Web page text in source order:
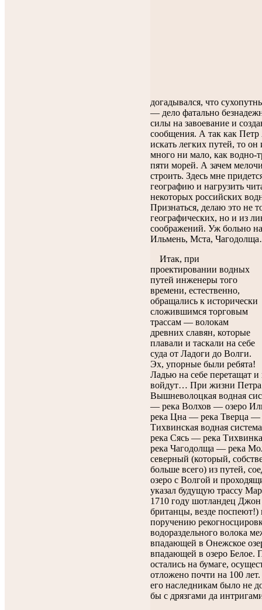
догадывался, что
— дело фатально
силы на завоевание и
сообщения. А так как
искать легких путей, то он
много ни мало, как водно-
пяти морей. А зачем
строить. Здесь мне
географию и нагрузить
некоторых российских
Признаться, делаю это не
географических, но и из
соображений. Уж больно
Ильмень, Мста,
Итак, при
проектировании водных
путей инженеры того
времени, естественно,
обращались к исторически
сложившимся торговым
трассам — волокам
древних славян, которые
плавали и таскали на себе
суда от Ладоги до Волги.
Эх, упорные были ребята!
Ладью на себе перетащат
войдут… При жизни Петра
Вышневолоцкая водная
— река Волхов — озеро
река Цна — река Тверца —
Тихвинская водная
река Сясь — река
река Чагодолща — река
северный (который,
больше всего) из путей,
озеро с Волгой и
указал будущую трассу
1710 году шотландец
британцы, везде поспеют!)
поручению
водораздельного волока
впадающей в Онежское
впадающей в озеро Белое.
остались на бумаге,
отложено почти на 100
его наследникам было не
бы с дрязгами да